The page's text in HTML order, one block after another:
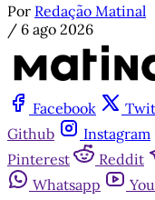
Por Redação Matinal
/ 6 ago 2026
Facebook
Github
Instagram
Pinterest
Reddit
Whatsapp